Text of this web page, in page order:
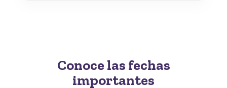
Conoce las fechas
importantes